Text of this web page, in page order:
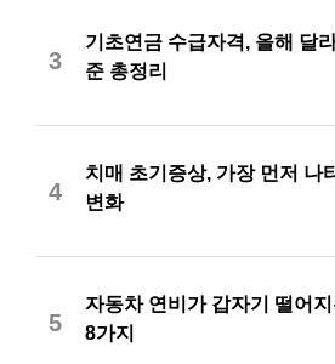
3
기초연금 수급자격, 올해 달
준 총정리
4
치매 초기증상, 가장 먼저 나
변화
5
자동차 연비가 갑자기 떨어
8가지